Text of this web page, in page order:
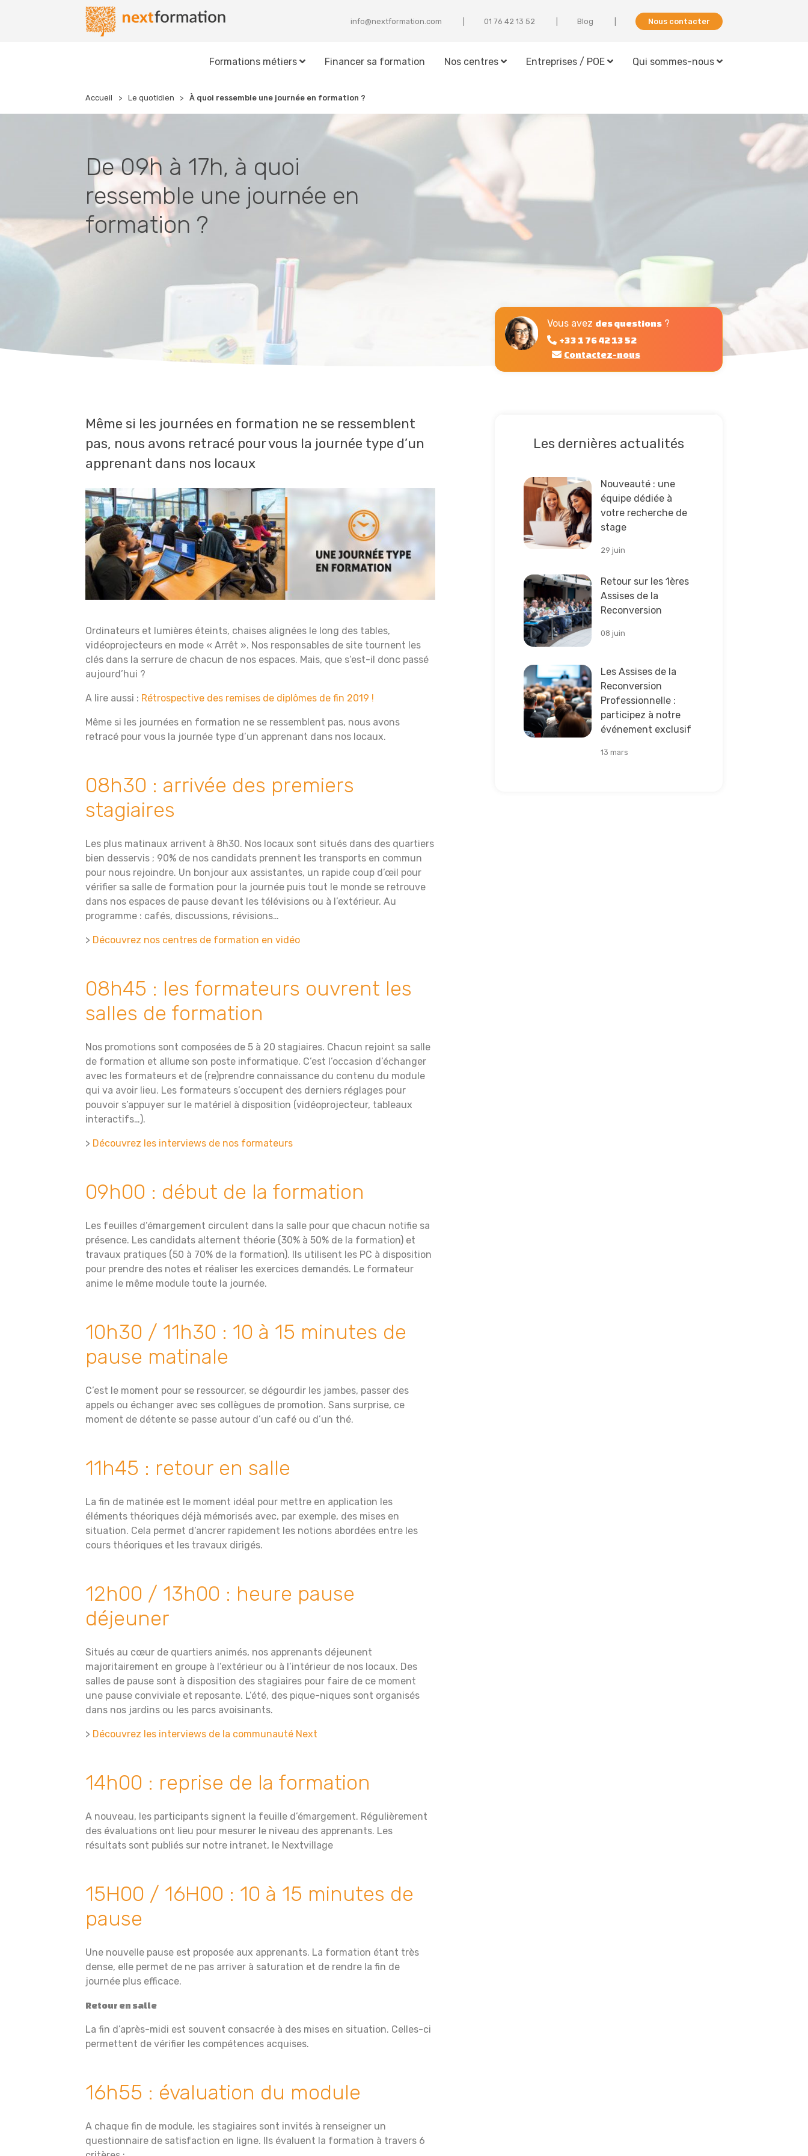
Formations métiers Financer sa formation Nos centres Entreprises / POE Qui sommes-nous
Nextformation
info@nextformation.com
25 31 24 67 10 Blog Nous contacter
Accueil Le quotidien À quoi ressemble une journée en formation ?
De 09h à 17h, à quoi
ressemble une journée en
formation ?
Vous avez des questions?
+33 1 76 42 13 52
Contactez-nous
Même si les journées en formation ne se ressemblent
pas, nous avons retracé pour vous la journée type d’un
apprenant dans nos locaux
Ordinateurs et lumières éteints, chaises alignées le long des tables,
vidéoprojecteurs en mode « Arrêt ». Nos responsables de site tournent les
clés dans la serrure de chacun de nos espaces. Mais, que s’est-il donc passé
aujourd’hui ?
A lire aussi : Rétrospective des remises de diplômes de fin 2019 !
Même si les journées en formation ne se ressemblent pas, nous avons
retracé pour vous la journée type d’un apprenant dans nos locaux.
08h30 : arrivée des premiers
stagiaires
Les plus matinaux arrivent à 8h30. Nos locaux sont situés dans des quartiers
bien desservis ; 90% de nos candidats prennent les transports en commun
pour nous rejoindre. Un bonjour aux assistantes, un rapide coup d’œil pour
vérifier sa salle de formation pour la journée puis tout le monde se retrouve
dans nos espaces de pause devant les télévisions ou à l’extérieur. Au
programme : cafés, discussions, révisions…
> Découvrez nos centres de formation en vidéo
08h45 : les formateurs ouvrent les
salles de formation
Nos promotions sont composées de 5 à 20 stagiaires. Chacun rejoint sa salle
de formation et allume son poste informatique. C’est l’occasion d’échanger
avec les formateurs et de (re)prendre connaissance du contenu du module
qui va avoir lieu. Les formateurs s’occupent des derniers réglages pour
pouvoir s’appuyer sur le matériel à disposition (vidéoprojecteur, tableaux
interactifs…).
> Découvrez les interviews de nos formateurs
09h00 : début de la formation
Les feuilles d’émargement circulent dans la salle pour que chacun notifie sa
présence. Les candidats alternent théorie (30% à 50% de la formation) et
travaux pratiques (50 à 70% de la formation). Ils utilisent les PC à disposition
pour prendre des notes et réaliser les exercices demandés. Le formateur
anime le même module toute la journée.
10h30 / 11h30 : 10 à 15 minutes de
pause matinale
C’est le moment pour se ressourcer, se dégourdir les jambes, passer des
appels ou échanger avec ses collègues de promotion. Sans surprise, ce
moment de détente se passe autour d’un café ou d’un thé.
11h45 : retour en salle
La fin de matinée est le moment idéal pour mettre en application les
éléments théoriques déjà mémorisés avec, par exemple, des mises en
situation. Cela permet d’ancrer rapidement les notions abordées entre les
cours théoriques et les travaux dirigés.
12h00 / 13h00 : heure pause
déjeuner
Situés au cœur de quartiers animés, nos apprenants déjeunent
majoritairement en groupe à l’extérieur ou à l’intérieur de nos locaux. Des
salles de pause sont à disposition des stagiaires pour faire de ce moment
une pause conviviale et reposante. L’été, des pique-niques sont organisés
dans nos jardins ou les parcs avoisinants.
> Découvrez les interviews de la communauté Next
14h00 : reprise de la formation
A nouveau, les participants signent la feuille d’émargement. Régulièrement
des évaluations ont lieu pour mesurer le niveau des apprenants. Les
résultats sont publiés sur notre intranet, le Nextvillage
15H00 / 16H00 : 10 à 15 minutes de
pause
Une nouvelle pause est proposée aux apprenants. La formation étant très
dense, elle permet de ne pas arriver à saturation et de rendre la fin de
journée plus efficace.
Retour en salle
La fin d’après-midi est souvent consacrée à des mises en situation. Celles-ci
permettent de vérifier les compétences acquises.
16h55 : évaluation du module
A chaque fin de module, les stagiaires sont invités à renseigner un
questionnaire de satisfaction en ligne. Ils évaluent la formation à travers 6
Les dernières actualités
Nouveauté : une
équipe dédiée à
votre recherche de
stage
29 juin
Lire la suite
Retour sur les 1ères
Assises de la
Reconversion
08 juin
Lire la suite
Les Assises de la
Reconversion
Professionnelle :
participez à notre
événement exclusif
13 mars
Lire la suite
Gestion des consentements